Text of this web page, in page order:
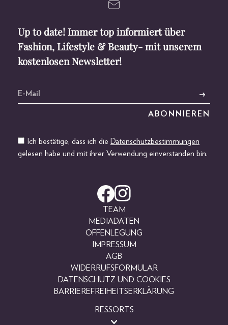
Up to date! Immer top informiert über
Fashion, Lifestyle & Beauty- mit unserem
kostenlosen Newsletter!
Ich bestätige, dass ich die Datenschutzbestimmungen
gelesen habe und mit ihrer Verwendung einverstanden bin.
TEAM
MEDIADATEN
OFFENLEGUNG
IMPRESSUM
AGB
WIDERRUFSFORMULAR
DATENSCHUTZ UND COOKIES
BARRIEREFREIHEITSERKLÄRUNG
RESSORTS